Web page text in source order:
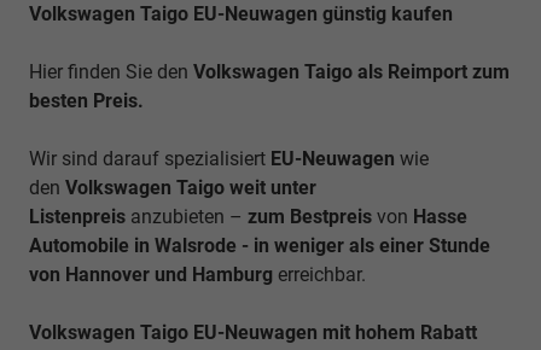
Volkswagen Taigo EU-Neuwagen günstig kaufen
Hier finden Sie den Volkswagen Taigo als Reimport zum
besten Preis.
Wir sind darauf spezialisiert EU-Neuwagen wie
den Volkswagen Taigo weit unter
Listenpreis anzubieten – zum Bestpreis von Hasse
Automobile in Walsrode - in weniger als einer Stunde
von Hannover und Hamburg erreichbar.
Volkswagen Taigo EU-Neuwagen mit hohem Rabatt